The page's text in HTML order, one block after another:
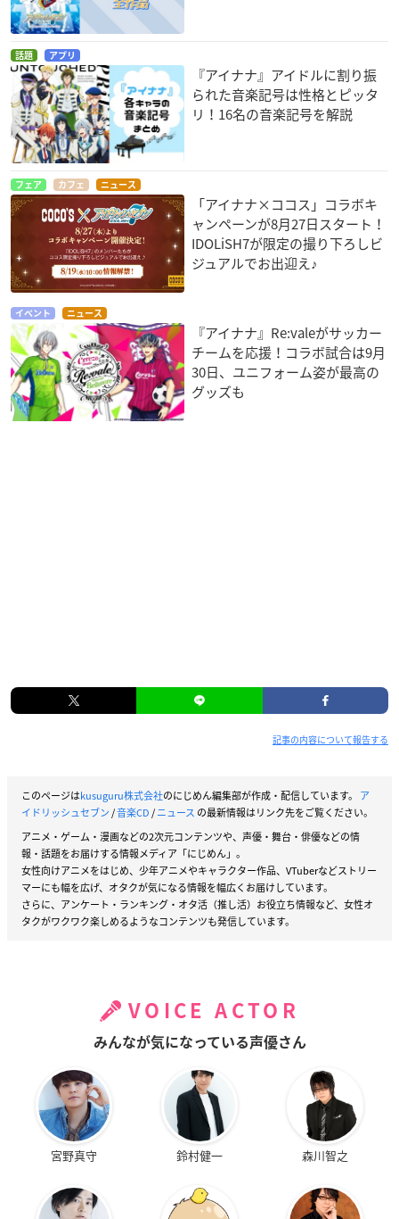
話題 アプリ
『アイナナ』アイドルに割り振
られた音楽記号は性格とピッタ
リ！16名の音楽記号を解説
フェア カフェ ニュース
「アイナナ×ココス」コラボキ
ャンペーンが8月27日スタート！
IDOLiSH7が限定の撮り下ろしビ
ジュアルでお出迎え♪
イベント ニュース
『アイナナ』Re:valeがサッカー
チームを応援！コラボ試合は9月
30日、ユニフォーム姿が最高の
グッズも
記事の内容について報告する
このページはkusuguru株式会社のにじめん編集部が作成・配信しています。 ア
イドリッシュセブン/音楽CD/ニュース の最新情報はリンク先をご覧ください。
アニメ・ゲーム・漫画などの2次元コンテンツや、声優・舞台・俳優などの情
報・話題をお届けする情報メディア「にじめん」。
女性向けアニメをはじめ、少年アニメやキャラクター作品、VTuberなどストリー
マーにも幅を広げ、オタクが気になる情報を幅広くお届けしています。
さらに、アンケート・ランキング・オタ活（推し活）お役立ち情報など、女性オ
タクがワクワク楽しめるようなコンテンツも発信しています。
VOICE ACTOR
みんなが気になっている声優さん
宮野真守 鈴村健一 森川智之